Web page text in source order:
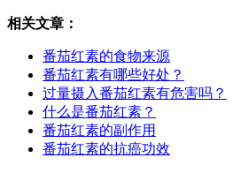
相关文章：
番茄红素的食物来源
番茄红素有哪些好处？
过量摄入番茄红素有危害吗？
什么是番茄红素？
番茄红素的副作用
番茄红素的抗癌功效